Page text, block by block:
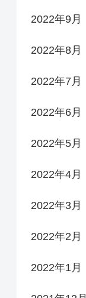
2022年9月
2022年8月
2022年7月
2022年6月
2022年5月
2022年4月
2022年3月
2022年2月
2022年1月